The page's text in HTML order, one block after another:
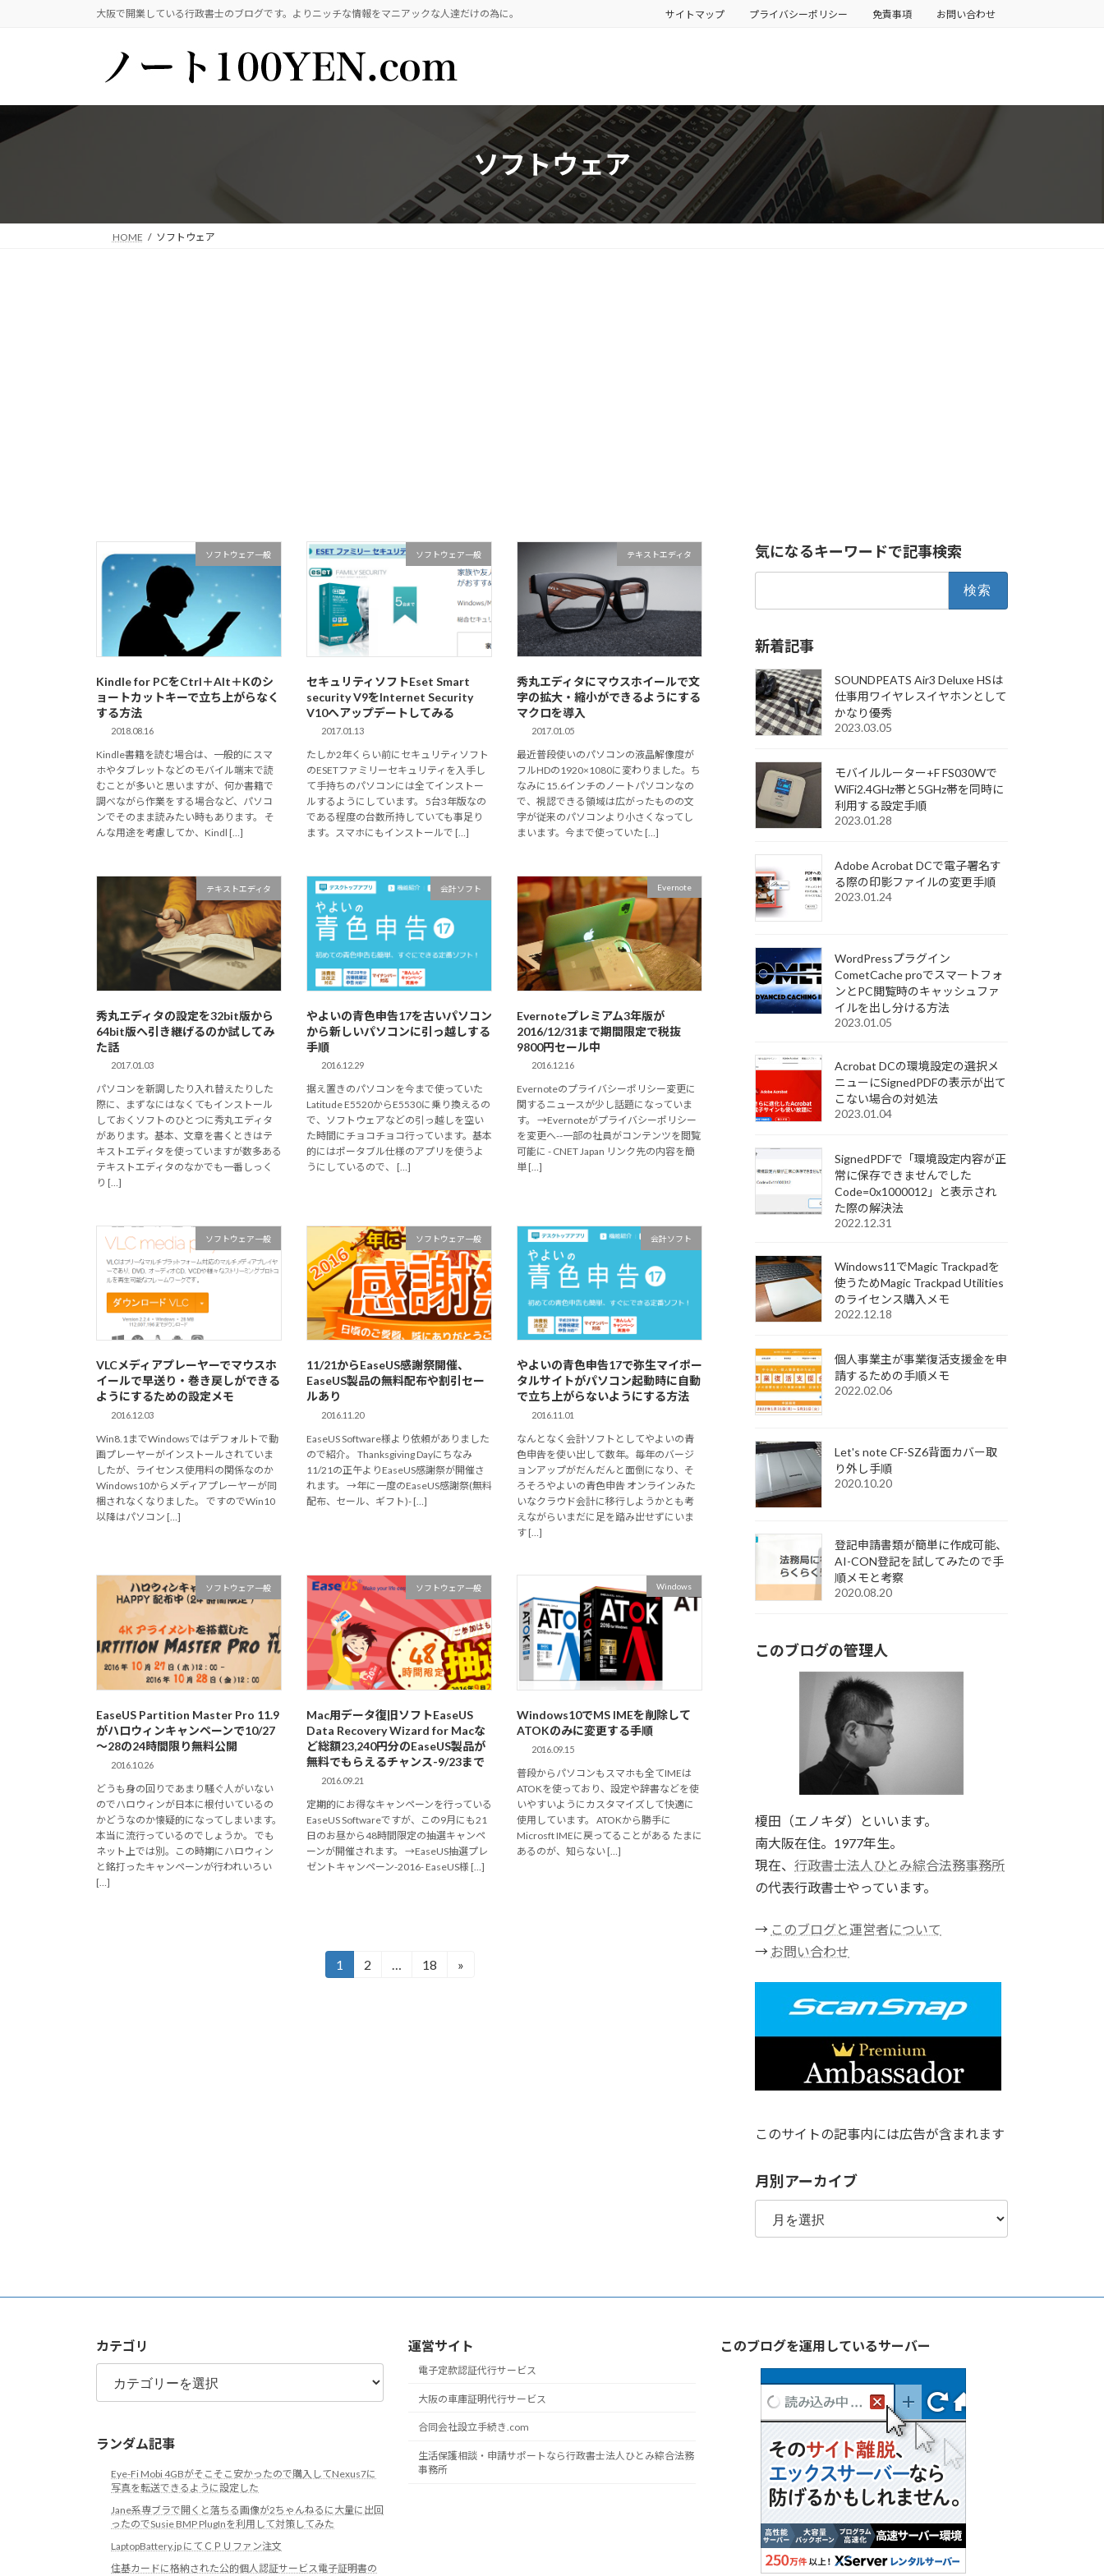
へ
キ
ョ
に
大阪で開業している行政書士のブログです。よりニッチな情報をマニアックな人達だけの為に。 サイトマップ プライバシーポリシー 免責事項 お問い合わせ
ソフトウェア
HOME ソフトウェア
ソフトウェア一般
Kindle for PCをCtrl＋Alt＋Kのシ
ョートカットキーで立ち上がらなく
する方法
2018.08.16
Kindle書籍を読む場合は、一般的にスマ
ホやタブレットなどのモバイル端末で読
むことが多いと思いますが、何か書籍で
調べながら作業をする場合など、パソコ
ンでそのまま読みたい時もあります。 そ
んな用途を考慮してか、Kindl […]
ソフトウェア一般
セキュリティソフトEset Smart
security V9をInternet Security
V10へアップデートしてみる
2017.01.13
たしか2年くらい前にセキュリティソフト
のESETファミリーセキュリティを入手し
て手持ちのパソコンには全てインストー
ルするようにしています。 5台3年版なの
である程度の台数所持していても事足り
ます。スマホにもインストールで […]
テキストエディタ
秀丸エディタにマウスホイールで文
字の拡大・縮小ができるようにする
マクロを導入
2017.01.05
最近普段使いのパソコンの液晶解像度が
フルHDの1920×1080に変わりました。ち
なみに15.6インチのノートパソコンなの
で、視認できる領域は広がったものの文
字が従来のパソコンより小さくなってし
まいます。今まで使っていた […]
テキストエディタ
秀丸エディタの設定を32bit版から
64bit版へ引き継げるのか試してみ
た話
2017.01.03
パソコンを新調したり入れ替えたりした
際に、まずなにはなくてもインストール
しておくソフトのひとつに秀丸エディタ
があります。基本、文章を書くときはテ
キストエディタを使っていますが数多ある
テキストエディタのなかでも一番しっく
り […]
会計ソフト
やよいの青色申告17を古いパソコン
から新しいパソコンに引っ越しする
手順
2016.12.29
据え置きのパソコンを今まで使っていた
Latitude E5520からE5530に乗り換えるの
で、ソフトウェアなどの引っ越しを空い
た時間にチョコチョコ行っています。基本
的にはポータブル仕様のアプリを使うよ
うにしているので、 […]
Evernote
Evernoteプレミアム3年版が
2016/12/31まで期間限定で税抜
9800円セール中
2016.12.16
Evernoteのプライバシーポリシー変更に
関するニュースが少し話題になっていま
す。 →Evernoteがプライバシーポリシー
を変更へ--一部の社員がコンテンツを閲覧
可能に - CNET Japan リンク先の内容を簡
単 […]
ソフトウェア一般
VLCメディアプレーヤーでマウスホ
イールで早送り・巻き戻しができる
ようにするための設定メモ
2016.12.03
Win8.1までWindowsではデフォルトで動
画プレーヤーがインストールされていま
したが、ライセンス使用料の関係なのか
Windows10からメディアプレーヤーが同
梱されなくなりました。 ですのでWin10
以降はパソコン […]
ソフトウェア一般
11/21からEaseUS感謝祭開催、
EaseUS製品の無料配布や割引セー
ルあり
2016.11.20
EaseUS Software様より依頼がありました
ので紹介。 Thanksgiving Dayにちなみ
11/21の正午よりEaseUS感謝祭が開催さ
れます。 →年に一度のEaseUS感謝祭(無料
配布、セール、ギフト)- […]
会計ソフト
やよいの青色申告17で弥生マイポー
タルサイトがパソコン起動時に自動
で立ち上がらないようにする方法
2016.11.01
なんとなく会計ソフトとしてやよいの青
色申告を使い出して数年。毎年のバージ
ョンアップがだんだんと面倒になり、そ
ろそろやよいの青色申告 オンラインみた
いなクラウド会計に移行しようかとも考
えながらいまだに足を踏み出せずにいま
す […]
ソフトウェア一般
EaseUS Partition Master Pro 11.9
がハロウィンキャンペーンで10/27
～28の24時間限り無料公開
2016.10.26
どうも身の回りであまり騒ぐ人がいない
のでハロウィンが日本に根付いているの
かどうなのか懐疑的になってしまいます。
本当に流行っているのでしょうか。 でも
ネット上では別。この時期にハロウィン
と銘打ったキャンペーンが行われいろい
[…]
ソフトウェア一般
Mac用データ復旧ソフトEaseUS
Data Recovery Wizard for Macな
ど総額23,240円分のEaseUS製品が
無料でもらえるチャンス-9/23まで
2016.09.21
定期的にお得なキャンペーンを行っている
EaseUS Softwareですが、この9月にも21
日のお昼から48時間限定の抽選キャンペ
ーンが開催されます。 →EaseUS抽選プレ
ゼントキャンペーン-2016- EaseUS様 […]
Windows
Windows10でMS IMEを削除して
ATOKのみに変更する手順
2016.09.15
普段からパソコンもスマホも全てIMEは
ATOKを使っており、設定や辞書などを使
いやすいようにカスタマイズして快適に
使用しています。 ATOKから勝手に
Microsft IMEに戻ってることがある たまに
あるのが、知らない […]
固
1
固
2 …
固
18 »
気になるキーワードで記事検索
新着記事
SOUNDPEATS Air3 Deluxe HSは
仕事用ワイヤレスイヤホンとして
かなり優秀
2023.03.05
モバイルルーター+F FS030Wで
WiFi2.4GHz帯と5GHz帯を同時に
利用する設定手順
2023.01.28
Adobe Acrobat DCで電子署名す
る際の印影ファイルの変更手順
2023.01.24
WordPressプラグイン
CometCache proでスマートフォ
ンとPC閲覧時のキャッシュファ
イルを出し分ける方法
2023.01.05
Acrobat DCの環境設定の選択メ
ニューにSignedPDFの表示が出て
こない場合の対処法
2023.01.04
SignedPDFで「環境設定内容が正
常に保存できませんでした
Code=0x1000012」と表示され
た際の解決法
2022.12.31
Windows11でMagic Trackpadを
使うためMagic Trackpad Utilities
のライセンス購入メモ
2022.12.18
個人事業主が事業復活支援金を申
請するための手順メモ
2022.02.06
Let's note CF-SZ6背面カバー取
り外し手順
2020.10.20
登記申請書類が簡単に作成可能、
AI-CON登記を試してみたので手
順メモと考察
2020.08.20
このブログの管理人
榎田（エノキダ）といいます。
南大阪在住。1977年生。
現在、行政書士法人ひとみ綜合法務事務所
の代表行政書士やっています。
→ このブログと運営者について
→ お問い合わせ
このサイトの記事内には広告が含まれます
月別アーカイブ
月
ア
イ
カテゴリ
カ
リ
ランダム記事
Eye-Fi Mobi 4GBがそこそこ安かったので購入してNexus7に
写真を転送できるように設定した
Jane系専ブラで開くと落ちる画像が2ちゃんねるに大量に出回
ったのでSusie BMP PlugInを利用して対策してみた
LaptopBattery.jp にてＣＰＵファン注文
住基カードに格納された公的個人認証サービス電子証明書の
運営サイト
電子定款認証代行サービス
大阪の車庫証明代行サービス
合同会社設立手続き.com
生活保護相談・申請サポートなら行政書士法人ひとみ綜合法務
事務所
このブログを運用しているサーバー